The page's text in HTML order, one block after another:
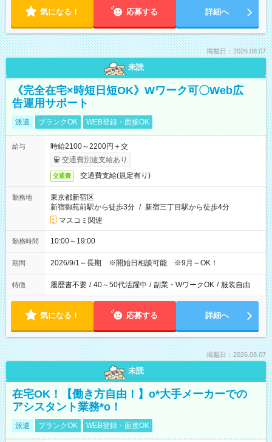
気になる！ 応募する 詳細へ
掲載日：2026.08.07
未読
《完全在宅×時短日短OK》Wワーク可〇Web広
告運用サポート
派遣 ブランクOK WEB登録・面接OK
給与
時給2100～2200円＋交
交通費別途支給あり
交通費 交通費支給(規定有り)
勤務地
東京都新宿区
新宿御苑前駅から徒歩3分 / 新宿三丁目駅から徒歩4分
マスコミ関連
勤務時間 10:00～19:00
期間 2026/9/1～長期 ※開始日相談可能 ※9月～OK！
特徴 履歴書不要 / 40～50代活躍中 / 副業・WワークOK / 服装自由
気になる！ 応募する 詳細へ
掲載日：2026.08.07
未読
在宅OK！【働き方自由！】o*大手メーカーでの
アシスタント業務*o！
派遣 ブランクOK WEB登録・面接OK